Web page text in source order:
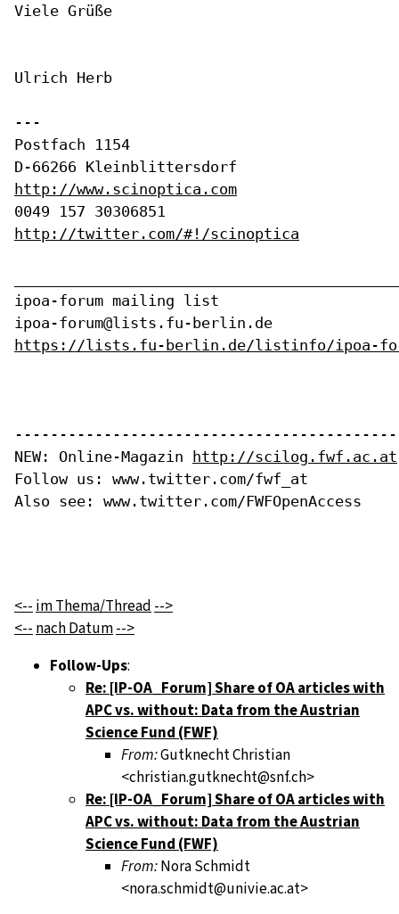
Viele Grüße
Ulrich Herb
---
Postfach 1154
http://www.scinoptica.com
http://twitter.com/#!/scinoptica
ipoa-forum mailing list
https://lists.fu-berlin.de/listinfo/ipoa-
NEW: Online-Magazin http://scilog.fwf.ac.at
Follow us: www.twitter.com/fwf_at
Also see: www.twitter.com/FWFOpenAccess
<-- im Thema/Thread -->
<-- nach Datum-->
Follow-Ups:
Re: [IP-OA_Forum] Share of OA articles with
APC vs. without: Data from the Austrian
Science Fund (FWF)
From:Gutknecht Christian
<christian.gutknecht@snf.ch>
Re: [IP-OA_Forum] Share of OA articles with
APC vs. without: Data from the Austrian
Science Fund (FWF)
From:Nora Schmidt
<nora.schmidt@univie.ac.at>